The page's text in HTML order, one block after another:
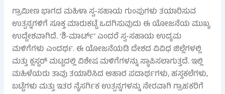
ಗ್ರಾಮೀಣ ಭಾಗದ ಮಹಿಳಾ ಸ್ವ-ಸಹಾಯ ಗುಂಪುಗಳು ತಯಾರಿಸುವ
ಉತ್ಪನ್ನಗಳಿಗೆ ಸೂಕ್ತ ಮಾರುಕಟ್ಟೆ ಒದಗಿಸುವುದು ಈ ಯೋಜನೆಯ ಮುಖ್ಯ
ಉದ್ದೇಶವಾಗಿದೆ. ‘ಶಿ-ಮಾರ್ಟ್’ ಎಂದರೆ ಸ್ವ-ಸಹಾಯ ಉದ್ಯಮ
ಮಳಿಗೆಗಳು ಎಂದರ್ಥ. ಈ ಯೋಜನೆಯಡಿ ದೇಶದ ವಿವಿಧ ಜಿಲ್ಲೆಗಳಲ್ಲಿ
ಮತ್ತು ಕ್ಲಸ್ಟರ್ ಮಟ್ಟದಲ್ಲಿ ವಿಶೇಷ ಮಳಿಗೆಗಳನ್ನು ಸ್ಥಾಪಿಸಲಾಗುತ್ತದೆ. ಇಲ್ಲಿ
ಮಹಿಳೆಯರು ತಾವು ತಯಾರಿಸಿದ ಆಹಾರ ಪದಾರ್ಥಗಳು, ಹಸ್ತಕಲೆಗಳು,
ಬಟ್ಟೆಗಳು ಮತ್ತು ಇತರ ನೈಸರ್ಗಿಕ ಉತ್ಪನ್ನಗಳನ್ನು ನೇರವಾಗಿ ಗ್ರಾಹಕರಿಗೆ